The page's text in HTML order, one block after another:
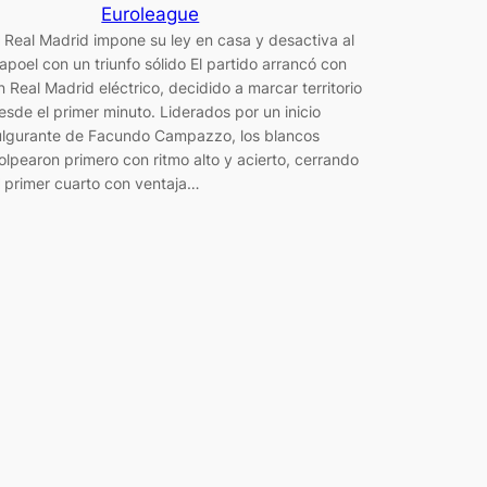
Euroleague
Real Madrid impone su ley en casa y desactiva al
con un triunfo sólido El partido arrancó con
Real Madrid eléctrico, decidido a marcar territorio
el primer minuto. Liderados por un inicio
de Facundo Campazzo, los blancos
primero con ritmo alto y acierto, cerrando
primer cuarto con ventaja…